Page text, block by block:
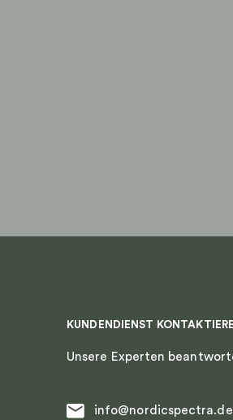
KUNDENDIENST
Unsere Experten
info@nordicspectra.de